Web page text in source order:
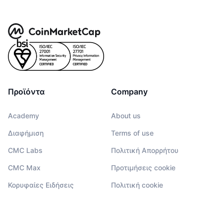
Προϊόντα
Academy
Διαφήμιση
CMC Labs
CMC Max
Κορυφαίες Ειδήσεις
Company
About us
Terms of use
Πολιτική Απορρήτου
Προτιμήσεις cookie
Πολιτική cookie